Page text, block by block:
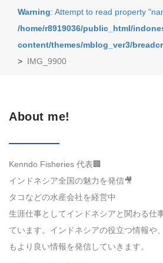
Warning: Attempt to read property
/home/r8919036/public_html/
content/themes/mblog_ver3/
> IMG_9900
About me!
Kenndo Fisheries 代表🏢
インドネシア全国の魅力を発信🎥
タコなどの水産会社を経営中
生涯仕事としてインドネシアと関わる仕
ています。インドネシアの役立つ情報や
もより良い情報を発信していきます。